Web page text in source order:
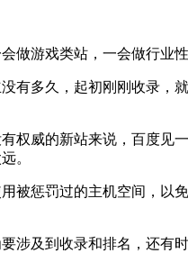
做游戏类站，一会做行业性
有多久，起初刚刚收录，
权威的新站来说，百度见
。
被惩罚过的主机空间，以
涉及到收录和排名，还有